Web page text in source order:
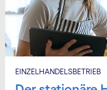
EINZELHANDELSBETRIEB